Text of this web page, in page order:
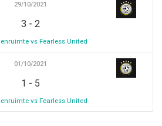
29/10/2021
3 - 2
vs Fearless United
01/10/2021
1 - 5
vs Fearless United